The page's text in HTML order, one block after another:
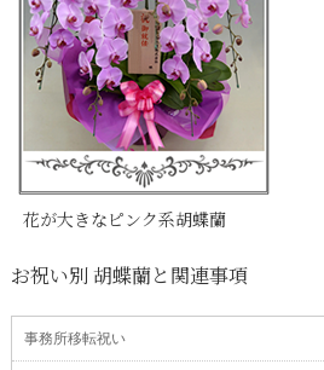
花が大きなピンク系胡蝶蘭
お祝い別 胡蝶蘭と関連事項
事務所移転祝い